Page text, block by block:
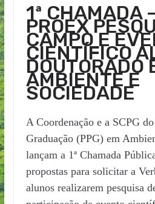
1ª CHAMADA
PROEX
CAMPO E
CIENTÍFICO
DOUTORADO
AMBIENTE E
SOCIEDADE
A Coordenação e a SCPG
Graduação (PPG) em
lançam a 1ª Chamada
propostas para solicitar a
alunos realizarem pesquisa